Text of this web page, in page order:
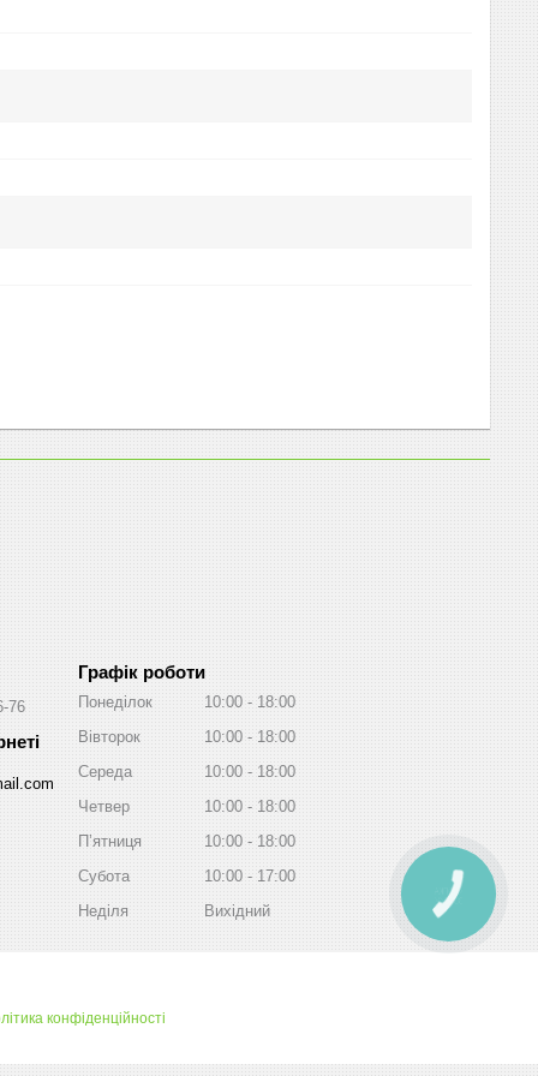
76
Графік роботи
Понеділок 10:00
18:00
Вівторок
10:00
18:00
Середа
10:00
18:00
Четвер
10:00
18:00
Пʼятниця
10:00
18:00
Субота
10:00
17:00
Неділя
Вихідний
конфіденційності
КНОПКА
ЗВ'ЯЗКУ